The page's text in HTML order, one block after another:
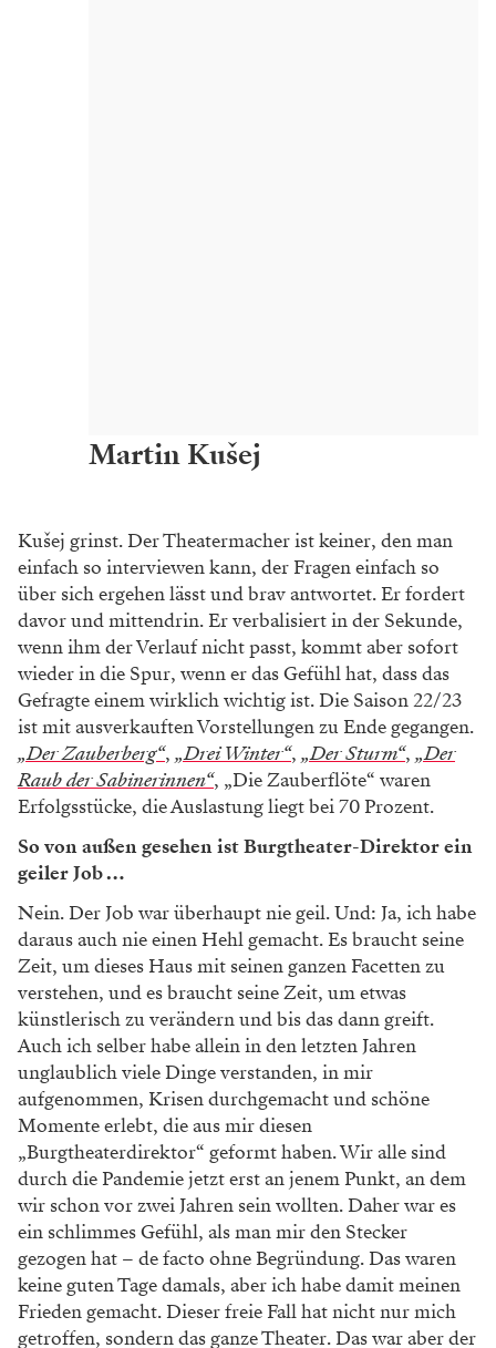
Martin Kušej
Kušej grinst. Der Theatermacher ist keiner, den man
einfach so interviewen kann, der Fragen einfach so
über sich ergehen lässt und brav antwortet. Er fordert
davor und mittendrin. Er verbalisiert in der Sekunde,
wenn ihm der Verlauf nicht passt, kommt aber sofort
wieder in die Spur, wenn er das Gefühl hat, dass das
Gefragte einem wirklich wichtig ist. Die Saison 22/23
ist mit ausverkauften Vorstellungen zu Ende gegangen.
„Der Zauberberg“, „Drei Winter“, „Der Sturm“, „Der
Raub der Sabinerinnen“, „Die Zauberflöte“ waren
Erfolgsstücke, die Auslastung liegt bei 70 Prozent.
So von außen gesehen ist Burgtheater-Direktor ein
geiler Job …
Nein. Der Job war überhaupt nie geil. Und: Ja, ich habe
daraus auch nie einen Hehl gemacht. Es braucht seine
Zeit, um dieses Haus mit seinen ganzen Facetten zu
verstehen, und es braucht seine Zeit, um etwas
künstlerisch zu verändern und bis das dann greift.
Auch ich selber habe allein in den letzten Jahren
unglaublich viele Dinge verstanden, in mir
aufgenommen, Krisen durchgemacht und schöne
Momente erlebt, die aus mir diesen
„Burgtheaterdirektor“ geformt haben. Wir alle sind
durch die Pandemie jetzt erst an jenem Punkt, an dem
wir schon vor zwei Jahren sein wollten. Daher war es
ein schlimmes Gefühl, als man mir den Stecker
gezogen hat – de facto ohne Begründung. Das waren
keine guten Tage damals, aber ich habe damit meinen
Frieden gemacht. Dieser freie Fall hat nicht nur mich
getroffen, sondern das ganze Theater. Das war aber der